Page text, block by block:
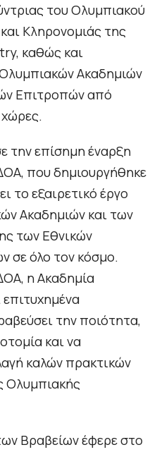
του Ολυμπιακού
Κληρονομιάς της
καθώς και
Ακαδημιών
Επιτροπών από
την επίσημη έναρξη
που δημιουργήθηκε
το εξαιρετικό έργο
Ακαδημιών και των
των Εθνικών
σε όλο τον κόσμο.
η Ακαδημία
επιτυχημένα
την ποιότητα,
και να
καλών πρακτικών
Ολυμπιακής
Βραβείων έφερε στο